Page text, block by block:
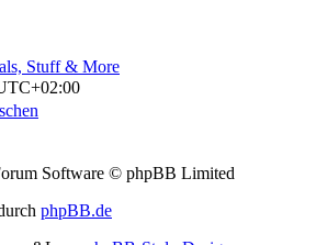
Stuff & More
Software © phpBB Limited
phpBB.de